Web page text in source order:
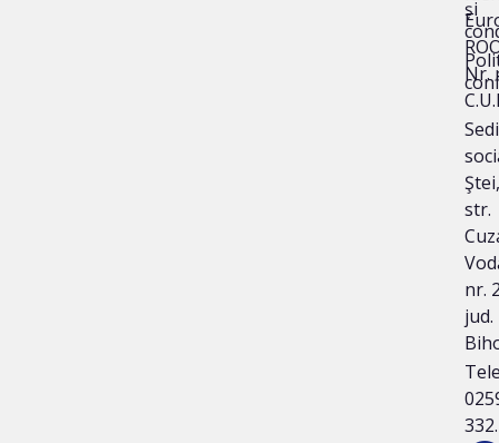
Nr.
Ştei,
str.
nr.
jud.
și